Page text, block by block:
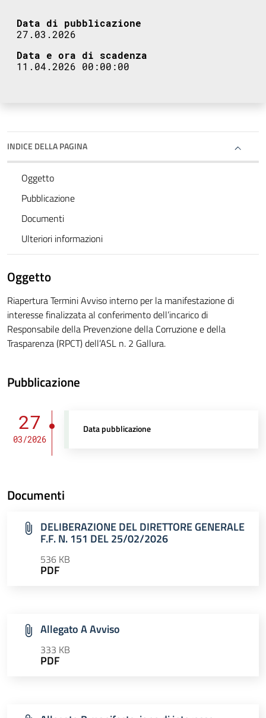
Data di pubblicazione
27.03.2026
Data e ora di scadenza
11.04.2026 00:00:00
INDICE DELLA PAGINA
Oggetto
Pubblicazione
Documenti
Ulteriori informazioni
Oggetto
Riapertura Termini Avviso interno per la manifestazione di
interesse finalizzata al conferimento dell’incarico di
Responsabile della Prevenzione della Corruzione e della
Trasparenza (RPCT) dell’ASL n. 2 Gallura.
Pubblicazione
27
03/2026
Data pubblicazione
Documenti
DELIBERAZIONE DEL DIRETTORE GENERALE
F.F. N. 151 DEL 25/02/2026
536 KB
PDF
Allegato A Avviso
333 KB
PDF